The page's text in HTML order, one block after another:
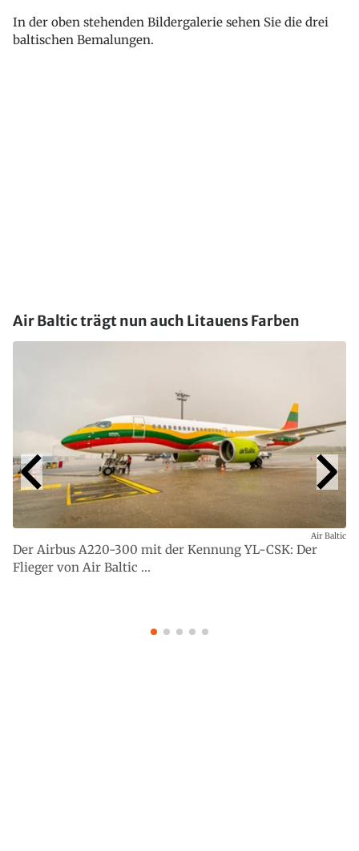
In der oben stehenden Bildergalerie sehen Sie die drei
baltischen Bemalungen.
Air Baltic trägt nun auch Litauens Farben
Der Airbus A220-300 mit der Kennung YL-CSK: Der
Flieger von Air Baltic ...
Air Baltic